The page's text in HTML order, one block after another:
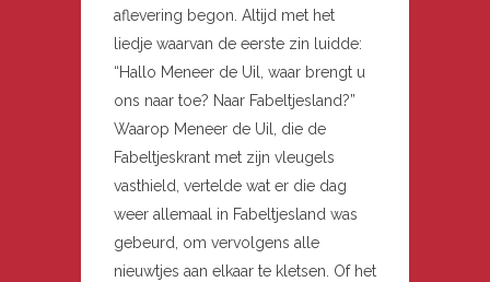
aflevering begon. Altijd met het
liedje waarvan de eerste zin luidde:
“Hallo Meneer de Uil, waar brengt u
ons naar toe? Naar Fabeltjesland?”
Waarop Meneer de Uil, die de
Fabeltjeskrant met zijn vleugels
vasthield, vertelde wat er die dag
weer allemaal in Fabeltjesland was
gebeurd, om vervolgens alle
nieuwtjes aan elkaar te kletsen. Of het